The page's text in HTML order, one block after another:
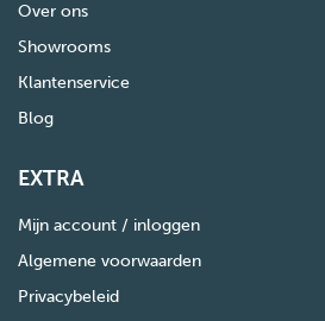
Over ons
Showrooms
Klantenservice
Blog
EXTRA
Mijn account / inloggen
Algemene voorwaarden
Privacybeleid